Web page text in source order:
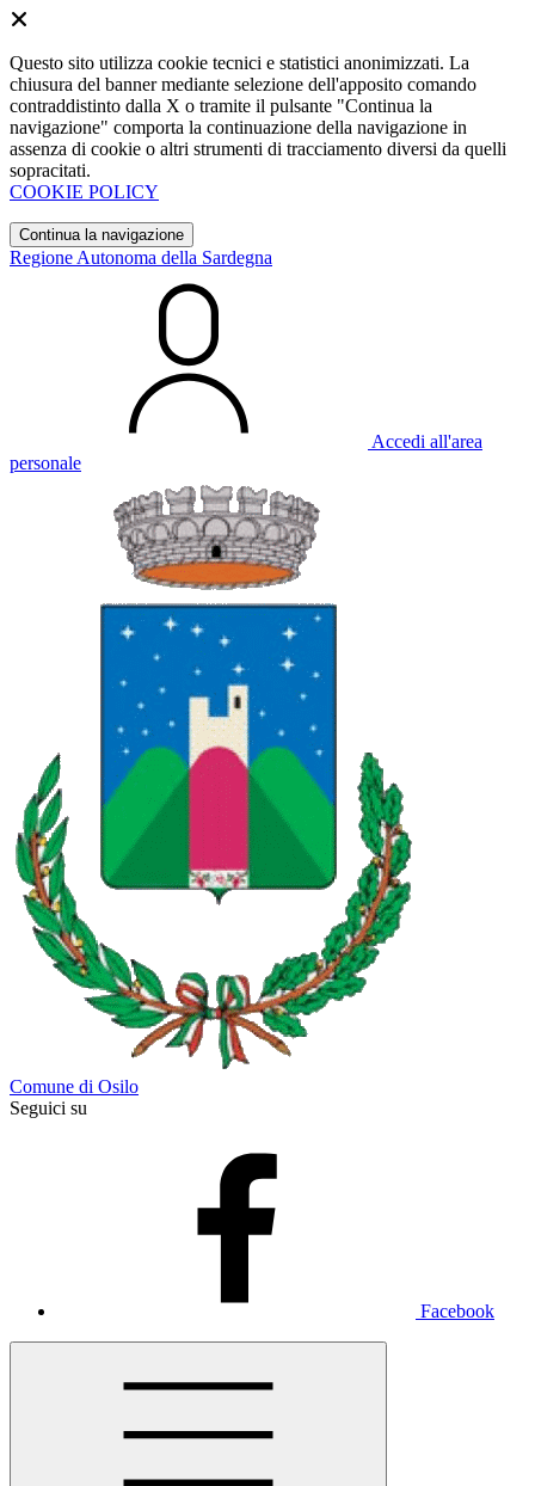
Questo sito utilizza cookie tecnici e statistici anonimizzati. La
chiusura del banner mediante selezione dell'apposito comando
contraddistinto dalla X o tramite il pulsante "Continua la
navigazione" comporta la continuazione della navigazione in
assenza di cookie o altri strumenti di tracciamento diversi da quelli
sopracitati.
COOKIE POLICY
Continua la navigazione
Regione Autonoma della Sardegna
Accedi all'area
personale
Comune di Osilo
Seguici su
Facebook